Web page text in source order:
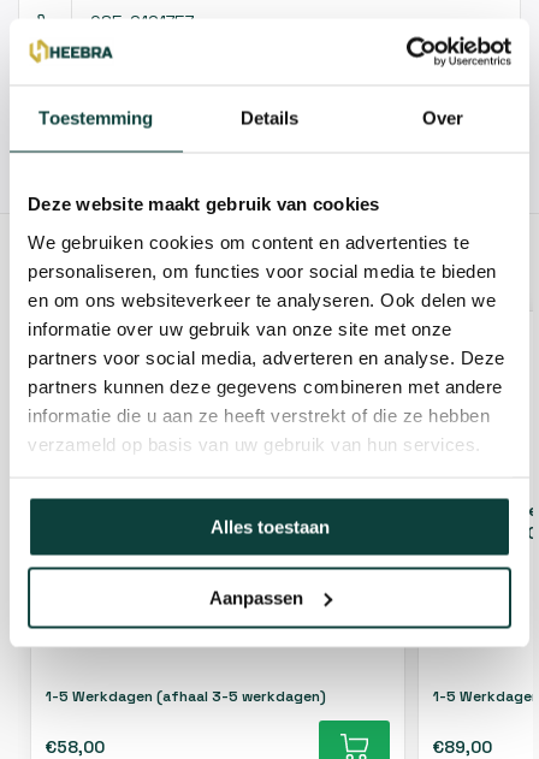
Toestemming Details Over
Deze website maakt gebruik van cookies
We gebruiken cookies om content en advertenties te
personaliseren, om functies voor social media te bieden
en om ons websiteverkeer te analyseren. Ook delen we
informatie over uw gebruik van onze site met onze
partners voor social media, adverteren en analyse. Deze
partners kunnen deze gegevens combineren met andere
informatie die u aan ze heeft verstrekt of die ze hebben
verzameld op basis van uw gebruik van hun services.
Alles toestaan
Aanpassen
085-2121757
Hovenier of klusbedrijf? Neem contact met ons op voor
GERELATEERDE PRODUCTEN
verzinkt - 100 stuks
1-5 Werkdagen (afhaal 3-5 werkdagen)
€58,00
Slotbout
verzinkt -
1-5
€89,00